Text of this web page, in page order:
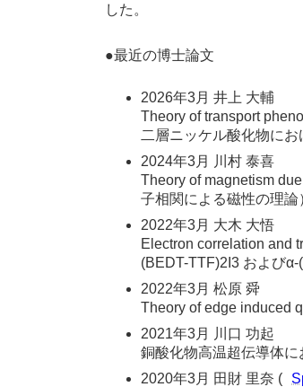
した。
●最近の博士論文
2026年3月 井上 大輔
Theory of transport
二層ニッケル酸化物にお
2024年3月 川村 泰喜
Theory of magnetism
子相関による磁性の理論
2022年3月 大木 大悟
Electron correlation and
(BEDT-TTF)2I3 およびα-
2022年3月 松原 舜
Theory of edge induced
2021年3月 川口 功起
銅酸化物高温超伝導体
2020年3月 田財 里奈 (